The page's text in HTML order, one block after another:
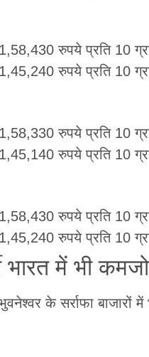
रुपये प्रति 10
रुपये प्रति 10
रुपये प्रति 10
रुपये प्रति 10
रुपये प्रति 10
रुपये प्रति 10
भारत में भी
के सर्राफा